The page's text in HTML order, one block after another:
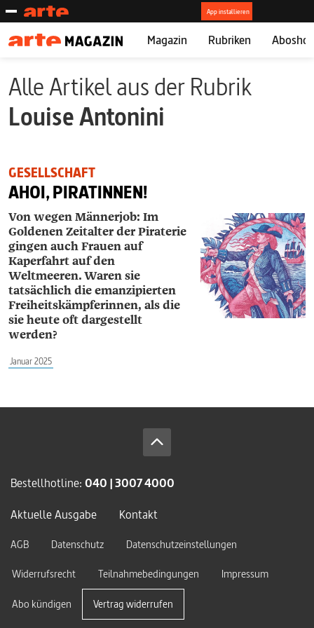
Magazin Rubriken
Alle Artikel aus der Rubrik
Louise Antonini
GESELLSCHAFT
AHOI, PIRATINNEN!
Von wegen Männerjob: Im
Goldenen Zeitalter der Piraterie
gingen auch Frauen auf
Kaperfahrt auf den
Weltmeeren. Waren sie
tatsächlich die emanzipierten
Freiheitskämpferinnen, als die
sie heute oft dargestellt
werden?
Januar 2025
Bestellhotline: 040 | 3007 4000
Aktuelle Ausgabe
Kontakt
AGB Datenschutz
Datenschutzeinstellungen
Widerrufsrecht
Teilnahmebedingungen Impressum
Abo kündigen Vertrag widerrufen